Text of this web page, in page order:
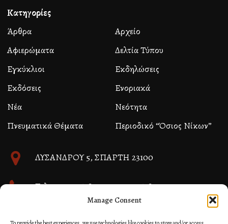
Manage Consent
Κατηγορίες
Άρθρα
Αρχείο
Αφιερώματα
Δελτία Τύπου
Εγκύκλιοι
Εκδηλώσεις
Εκδόσεις
Ενοριακά
Νέα
Νεότητα
Πνευματικά Θέματα
Περιοδικό “Όσιος Νίκων”
ΛΥΣΑΝΔΡΟΥ 5, ΣΠΑΡΤΗ 23100
Τηλ. 27310 26580 και 27310 26581